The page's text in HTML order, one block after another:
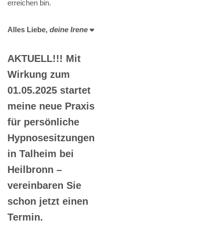
erreichen bin.
Alles Liebe, deine Irene ❤️
AKTUELL!!! Mit
Wirkung zum
01.05.2025 startet
meine neue Praxis
für persönliche
Hypnosesitzungen
in Talheim bei
Heilbronn –
vereinbaren Sie
schon jetzt einen
Termin.